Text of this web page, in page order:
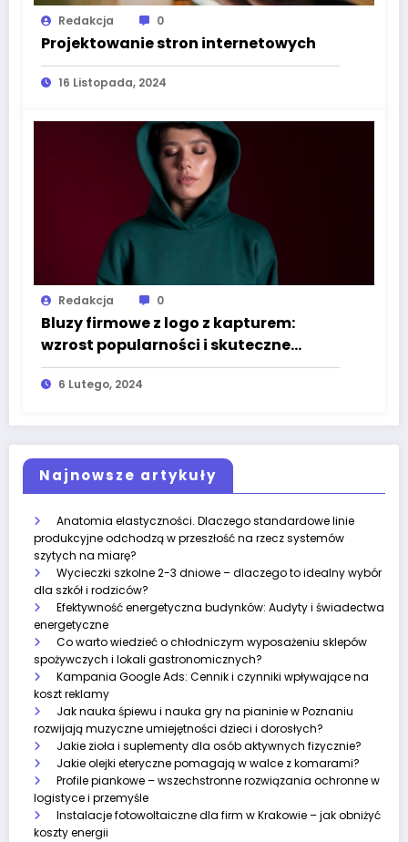
Redakcja 0
Projektowanie stron internetowych
16 Listopada, 2024
Redakcja 0
Bluzy firmowe z logo z kapturem:
wzrost popularności i skuteczne
narzędzie promocji
6 Lutego, 2024
Najnowsze artykuły
Anatomia elastyczności. Dlaczego standardowe linie
produkcyjne odchodzą w przeszłość na rzecz systemów
szytych na miarę?
Wycieczki szkolne 2-3 dniowe – dlaczego to idealny wybór
dla szkół i rodziców?
Efektywność energetyczna budynków: Audyty i świadectwa
energetyczne
Co warto wiedzieć o chłodniczym wyposażeniu sklepów
spożywczych i lokali gastronomicznych?
Kampania Google Ads: Cennik i czynniki wpływające na
koszt reklamy
Jak nauka śpiewu i nauka gry na pianinie w Poznaniu
rozwijają muzyczne umiejętności dzieci i dorosłych?
Jakie zioła i suplementy dla osób aktywnych fizycznie?
Jakie olejki eteryczne pomagają w walce z komarami?
Profile piankowe – wszechstronne rozwiązania ochronne w
logistyce i przemyśle
Instalacje fotowoltaiczne dla firm w Krakowie – jak obniżyć
koszty energii